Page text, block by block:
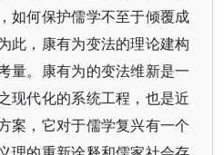
如何保护儒学不至于倾覆成
此，康有为变法的理论建构
量。康有为的变法维新是一
现代化的系统工程，也是近
案，它对于儒学复兴有一个